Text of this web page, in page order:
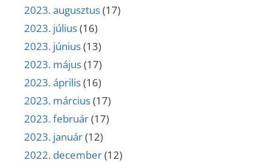
2023. augusztus(17)
2023. július(16)
2023. június(13)
2023. május(17)
2023. április(16)
2023. március(17)
2023. február(17)
2023. január(12)
2022. december(12)